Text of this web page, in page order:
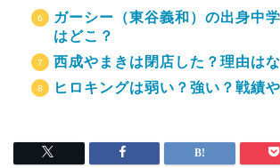
ガーシー（東谷義和）の出身中
はどこ？
西成やまきは閉店した？理由は
ヒロキングは弱い？強い？戦績